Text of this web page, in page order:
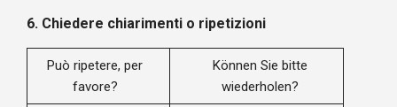
6. Chiedere chiarimenti o ripetizioni
Può ripetere, per
favore?
Können Sie bitte
wiederholen?